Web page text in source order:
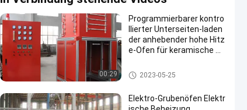
00:29
Programmierbarer kontro
llierter Unterseiten-laden
der anhebender hohe Hitz
e-Ofen für keramische Su
Hebeofen
2023-05-25
Elektro-Grubenöfen Elektr